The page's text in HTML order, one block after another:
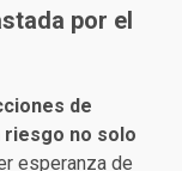
por el
de
riesgo no solo
esperanza de